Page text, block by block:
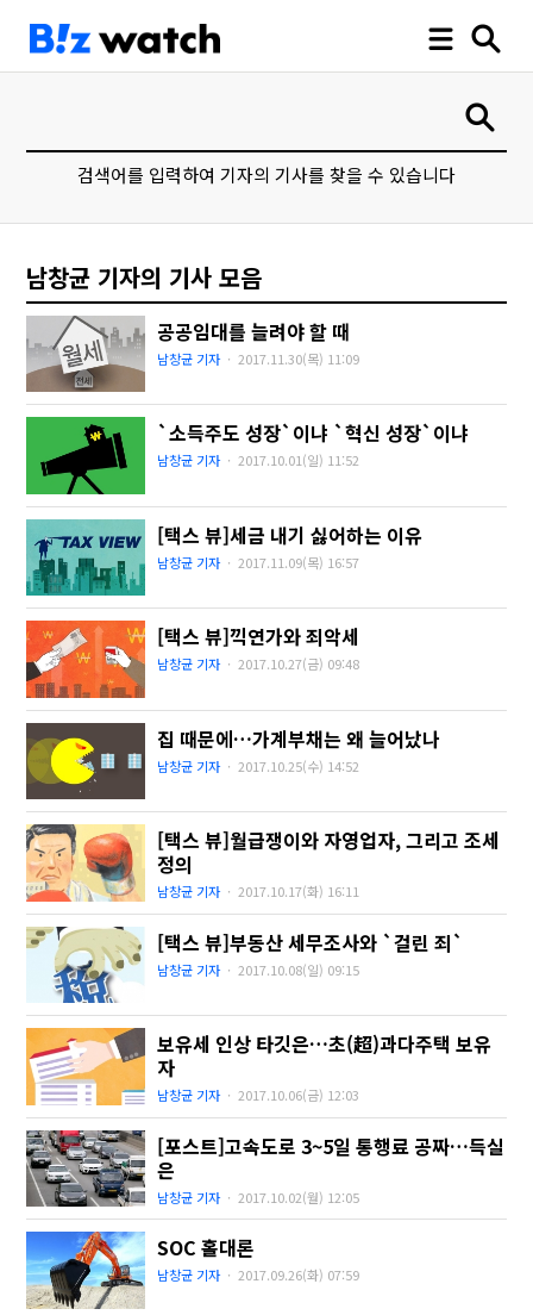
검색어를 입력하여 기자의 기사를 찾을 수 있습니다
남창균 기자의 기사 모음
공공임대를 늘려야 할 때
남창균 기자 · 2017.11.30(목) 11:09
`소득주도 성장`이냐 `혁신 성장`이냐
남창균 기자 · 2017.10.01(일) 11:52
[택스 뷰]세금 내기 싫어하는 이유
남창균 기자 · 2017.11.09(목) 16:57
[택스 뷰]끽연가와 죄악세
남창균 기자 · 2017.10.27(금) 09:48
집 때문에…가계부채는 왜 늘어났나
남창균 기자 · 2017.10.25(수) 14:52
[택스 뷰]월급쟁이와 자영업자, 그리고 조세
정의
남창균 기자 · 2017.10.17(화) 16:11
[택스 뷰]부동산 세무조사와 `걸린 죄`
남창균 기자 · 2017.10.08(일) 09:15
보유세 인상 타깃은…초(超)과다주택 보유
자
남창균 기자 · 2017.10.06(금) 12:03
[포스트]고속도로 3~5일 통행료 공짜…득실
은
남창균 기자 · 2017.10.02(월) 12:05
SOC 홀대론
남창균 기자 · 2017.09.26(화) 07:59